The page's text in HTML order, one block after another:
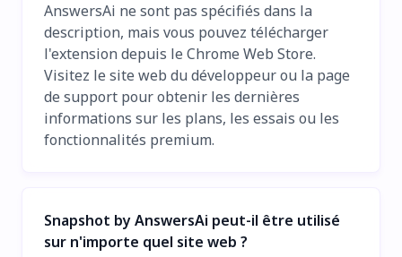
AnswersAi ne sont pas spécifiés dans la
description, mais vous pouvez télécharger
l'extension depuis le Chrome Web Store.
Visitez le site web du développeur ou la page
de support pour obtenir les dernières
informations sur les plans, les essais ou les
fonctionnalités premium.
Snapshot by AnswersAi peut-il être utilisé
sur n'importe quel site web ?